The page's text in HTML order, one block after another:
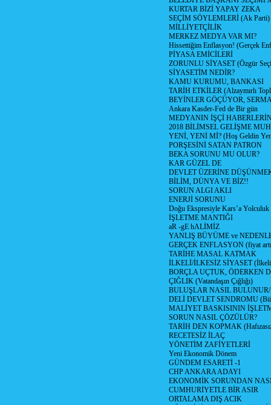
KURTAR BİZİ YAPAY ZEKA
SEÇİM SÖYLEMLERİ (Ak Parti)
MİLLİYETÇİLİK
MERKEZ MEDYA VAR MI?
Hissettiğim Enflasyon! (Gerçek
PİYASA EMİCİLERİ
ZORUNLU SİYASET (Özgür
SİYASETİM NEDİR?
KAMU KURUMU, BANKASI
TARİH ETKİLER (Alzaymırlı
BEYİNLER GÖÇÜYOR,
Ankara Kasder-Fed de Bir gün
MEDYANIN İŞÇİ
2018 BİLİMSEL GELİŞME
YENİ, YENİ Mİ? (Hoş Geldin
PORŞESİNİ SATAN PATRON
BEKA SORUNU MU OLUR?
KAR GÜZEL DE
DEVLET ÜZERİNE
BİLİM, DÜNYA VE BİZ!!
SORUN ALGI AKLI
ENERJİ SORUNU
Doğu Ekspresiyle Kars’a Yolculuk
İŞLETME MANTIĞI
aR -gE hALİMİZ
YANLIŞ BÜYÜME ve
GERÇEK ENFLASYON (fiyat
TARİHE MASAL KATMAK
İLKELİ/İLKESİZ SİYASET
BORÇLA UÇTUK, ÖDERKEN
ÇIĞLIK (Vatandaşın Çığlığı)
BULUŞLAR NASIL
DELİ DEVLET SENDROMU
MALİYET BASKISININ
SORUN NASIL ÇÖZÜLÜR?
TARİH DEN KOPMAK
RECETESİZ İLAÇ
YÖNETİM ZAFİYETLERİ
Yeni Ekonomik Dönem
GÜNDEM ESARETİ -1
CHP ANKARA ADAYI
EKONOMİK SORUNDAN
CUMHURİYETLE BİR ASIR
ORTALAMA DIŞ ACIK